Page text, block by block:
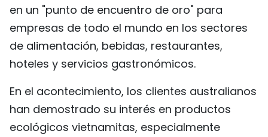
РУССКИЙ
en un "punto de encuentro de oro" para
empresas de todo el mundo en los sectores
de alimentación, bebidas, restaurantes,
hoteles y servicios gastronómicos.
En el acontecimiento, los clientes australianos
han demostrado su interés en productos
ecológicos vietnamitas, especialmente